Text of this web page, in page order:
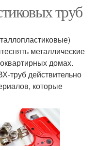
труб
металлические
домах.
труб действительно
которые